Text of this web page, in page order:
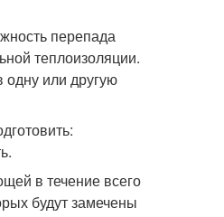
перепада
теплоизоляции.
или другую
в течение всего
будут замечены